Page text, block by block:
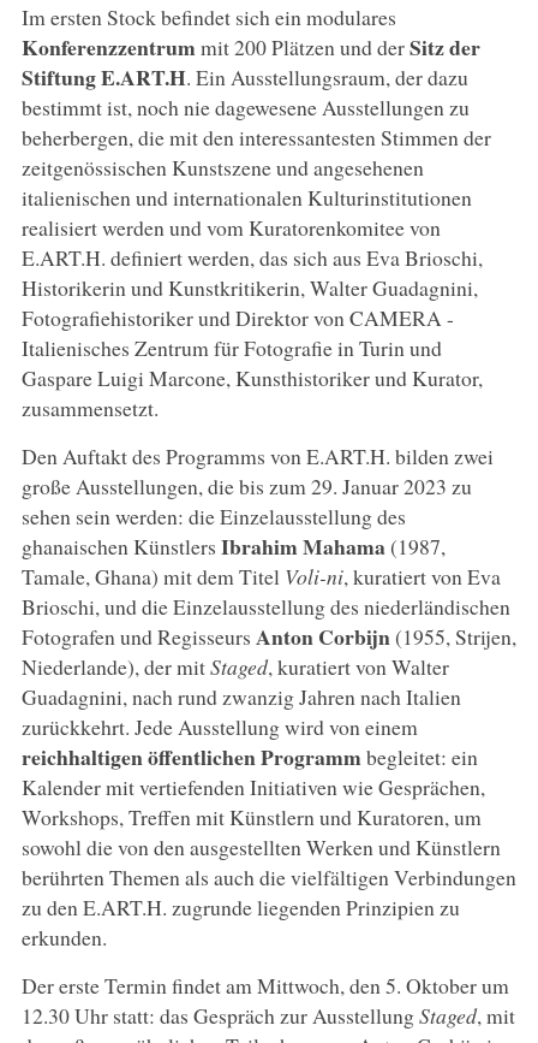
Im ersten Stock befindet sich ein modulares
Konferenzzentrummit 200 Plätzen und derSitz der
Stiftung E.ART.H. Ein Ausstellungsraum, der dazu
bestimmt ist, noch nie dagewesene Ausstellungen zu
beherbergen, die mit den interessantesten Stimmen der
zeitgenössischen Kunstszene und angesehenen
italienischen und internationalen Kulturinstitutionen
realisiert werden und vom Kuratorenkomitee von
E.ART.H. definiert werden, das sich aus Eva Brioschi,
Historikerin und Kunstkritikerin, Walter Guadagnini,
Fotografiehistoriker und Direktor von CAMERA -
Italienisches Zentrum für Fotografie in Turin und
Gaspare Luigi Marcone, Kunsthistoriker und Kurator,
zusammensetzt.
Den Auftakt des Programms von E.ART.H. bilden zwei
große Ausstellungen, die bis zum 29. Januar 2023 zu
sehen sein werden: die Einzelausstellung des
ghanaischen Künstlers Ibrahim Mahama(1987,
Tamale, Ghana) mit dem Titel Voli-ni, kuratiert von Eva
Brioschi, und die Einzelausstellung des niederländischen
Fotografen und Regisseurs Anton Corbijn(1955, Strijen,
Niederlande), der mitStaged, kuratiert von Walter
Guadagnini, nach rund zwanzig Jahren nach Italien
zurückkehrt. Jede Ausstellung wird von einem
reichhaltigen öffentlichen Programmbegleitet: ein
Kalender mit vertiefenden Initiativen wie Gesprächen,
Workshops, Treffen mit Künstlern und Kuratoren, um
sowohl die von den ausgestellten Werken und Künstlern
berührten Themen als auch die vielfältigen Verbindungen
zu den E.ART.H. zugrunde liegenden Prinzipien zu
erkunden.
Der erste Termin findet am Mittwoch, den 5. Oktober um
12.30 Uhr statt: das Gespräch zur AusstellungStaged, mit